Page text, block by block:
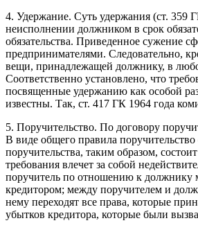
4. Удержание. Суть удержания (ст. 359
неисполнении должником в срок
обязательства. Приведенное сужение
предпринимателями. Сле­довательно,
вещи, принадлежащей должни­ку, в
Соответственно установлено, что
посвященные удержанию как особой
известны. Так, ст. 417 ГК 1964 года
5. Поручительство. По договору
В виде общего правила
поручительства, таким образом,
требования влечет за собой
поручитель по отношению к должнику
кредитором; между поручителем и
нему переходят все права, которые
убытков кредитора, которые были